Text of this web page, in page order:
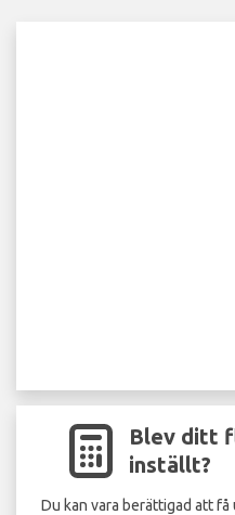
Blev ditt
inställt?
Du kan vara berättigad att